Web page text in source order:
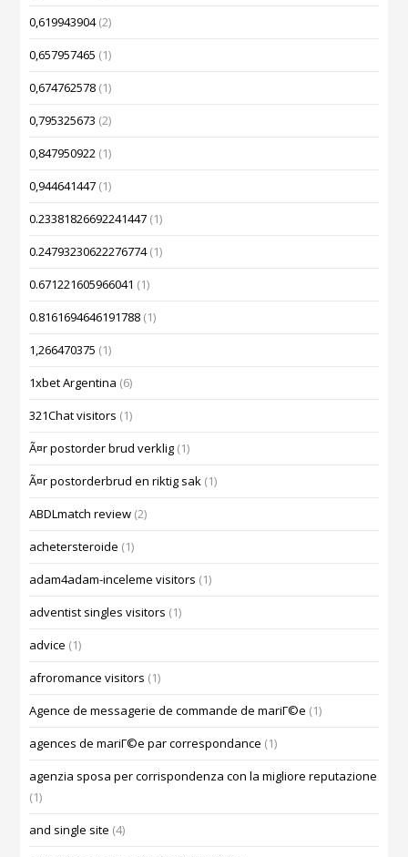
0,619943904(2)
0,657957465 (1)
0,674762578 (1)
0,795325673 (2)
0,847950922 (1)
0,944641447 (1)
0.23381826692241447 (1)
0.24793230622276774(1)
0.671221605966041 (1)
0.8161694646191788 (1)
1,266470375 (1)
1xbet Argentina (6)
321Chat visitors (1)
Ã¤r postorder brud verklig (1)
Ã¤r postorderbrud en riktig sak (1)
ABDLmatch review (2)
achetersteroide (1)
adam4adam-inceleme visitors (1)
adventist singles visitors (1)
advice (1)
afroromance visitors (1)
Agence de messagerie de commande de mariГ©e (1)
agences de mariГ©e par correspondance (1)
agenzia sposa per corrispondenza con la migliore reputazione
(1)
and single site (4)